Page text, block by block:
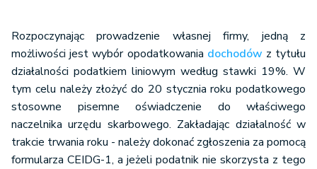
Rozpoczynając prowadzenie własnej firmy, jedną z
możliwości jest wybór opodatkowania dochodów z tytułu
działalności podatkiem liniowym według stawki 19%. W
tym celu należy złożyć do 20 stycznia roku podatkowego
stosowne pisemne oświadczenie do właściwego
naczelnika urzędu skarbowego. Zakładając działalność w
trakcie trwania roku - należy dokonać zgłoszenia za pomocą
formularza CEIDG-1, a jeżeli podatnik nie skorzysta z tego